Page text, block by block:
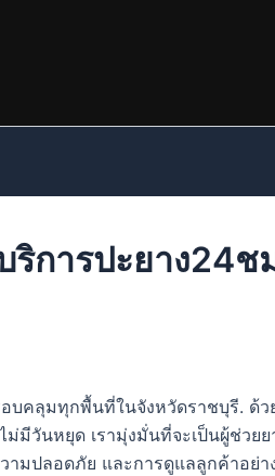
ริการปะยาง24ช
บคลุมทุกพื้นที่ในจังหวัดราชบุรี. ด้
มีวันหยุด เรามุ่งมั่นที่จะเป็นผู้ช่วย
มปลอดภัย และการดูแลลูกค้าอย่า